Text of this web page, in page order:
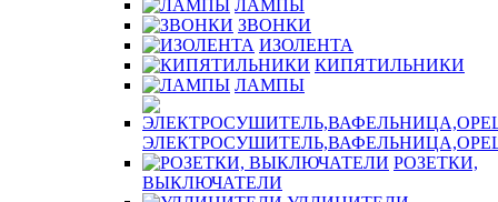
ЛАМПЫ
ЗВОНКИ
ИЗОЛЕНТА
КИПЯТИЛЬНИКИ
ЛАМПЫ
РОЗЕТКИ,
ВЫКЛЮЧАТЕЛИ